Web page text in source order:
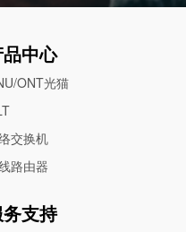
中心
ONT光猫
交换机
路由器
支持